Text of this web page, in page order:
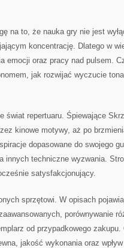
na to, że nauka gry nie jest
koncentrację. Dlatego w
emocji oraz pracy nad pulsem.
jak rozwijać wyczucie
świat repertuaru. Śpiewające
kinowe motywy, aż po
dopasowane do swojego
innych techniczne wyzwania.
satysfakcjonujący.
sprzętowi. W opisach
porównywanie
od przypadkowego
jakość wykonania oraz